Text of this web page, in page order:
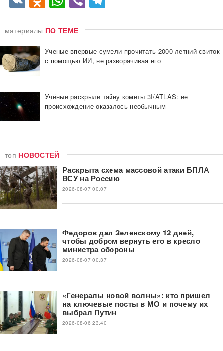
материалы ПО ТЕМЕ
Ученые впервые сумели прочитать 2000-летний свиток
с помощью ИИ, не разворачивая его
Учёные раскрыли тайну кометы 3I/ATLAS: ее
происхождение оказалось необычным
топ НОВОСТЕЙ
Раскрыта схема массовой атаки БПЛА
ВСУ на Россию
2026-08-07 00:07
Федоров дал Зеленскому 12 дней,
чтобы добром вернуть его в кресло
министра обороны
2026-08-07 00:37
«Генералы новой волны»: кто пришел
на ключевые посты в МО и почему их
выбрал Путин
2026-08-06 23:40